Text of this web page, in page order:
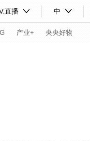
直播 中
产业+ 央央好物